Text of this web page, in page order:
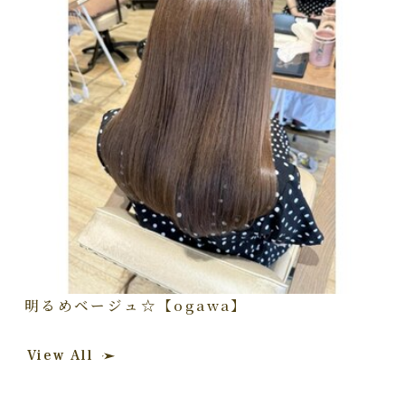
明るめベージュ☆【ogawa】
View All